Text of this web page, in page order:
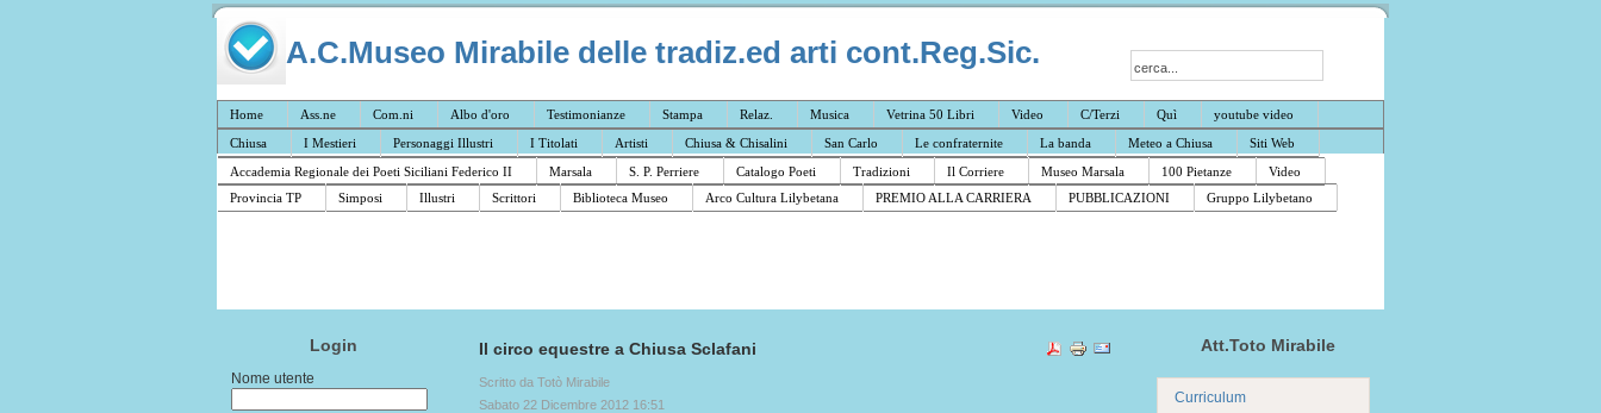
A.C.Museo Mirabile delle tradiz.ed arti cont.Reg.Sic.
Home Ass.ne Com.ni Albo d'oro Testimonianze Stampa Relaz. Musica Vetrina 50 Libri Video C/Terzi Quì
youtube video
Chiusa
I Mestieri Personaggi Illustri I Titolati Artisti Chiusa & Chisalini San Carlo Le confraternite La banda Meteo a Chiusa
Siti Web
Accademia Regionale dei Poeti Siciliani Federico II
Marsala S. P. Perriere Catalogo Poeti Tradizioni Il Corriere Museo Marsala 100 Pietanze
Video
Provincia TP
Simposi Illustri Scrittori Biblioteca Museo Arco Cultura Lilybetana PREMIO ALLA CARRIERA PUBBLICAZIONI Gruppo Lilybetano
Login
Nome utente
Il circo equestre a Chiusa Sclafani
Scritto da Totò Mirabile
Sabato 22 Dicembre 2012 16:51
Att.Toto Mirabile
Curriculum